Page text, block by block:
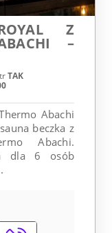
Z
–
TAK
Abachi
beczka z
Abachi.
dla 6 osób